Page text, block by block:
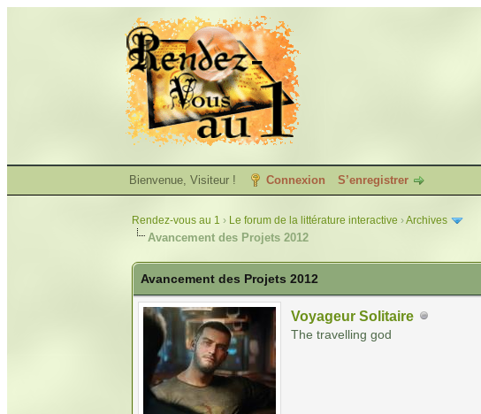
Bienvenue, Visiteur ! Connexion S’enregistrer
Rendez-vous au 1 › Le forum de la littérature interactive ›Archives
Avancement des Projets 2012
Avancement des Projets 2012
Voyageur Solitaire
The travelling god